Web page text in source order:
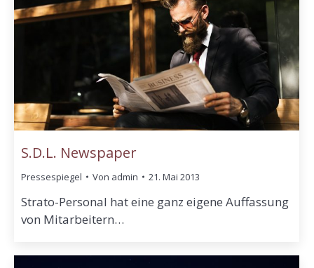
S.D.L. Newspaper
Pressespiegel Von admin 21. Mai 2013
Strato-Personal hat eine ganz eigene Auffassung
von Mitarbeitern…